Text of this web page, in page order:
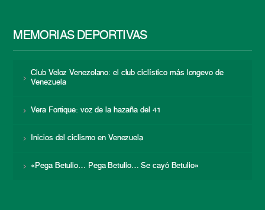
MEMORIAS DEPORTIVAS
Club Veloz Venezolano: el club ciclístico más longevo de
Venezuela
Vera Fortique: voz de la hazaña del 41
Inicios del ciclismo en Venezuela
«Pega Betulio… Pega Betulio… Se cayó Betulio»